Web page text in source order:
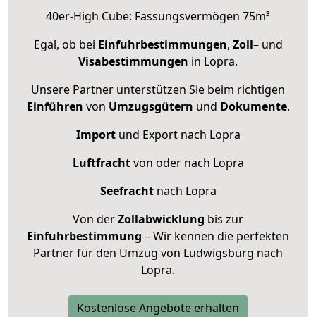
40er-High Cube: Fassungsvermögen 75m³
Egal, ob bei Einfuhrbestimmungen, Zoll– und
Visabestimmungen in Lopra.
Unsere Partner unterstützen Sie beim richtigen
Einführen von Umzugsgütern und Dokumente.
Importund Export nach Lopra
Luftfrachtvon oder nach Lopra
Seefrachtnach Lopra
Von derZollabwicklung bis zur
Einfuhrbestimmung – Wir kennen die perfekten
Partner für den Umzug von Ludwigsburg nach
Lopra.
Kostenlose Angebote erhalten